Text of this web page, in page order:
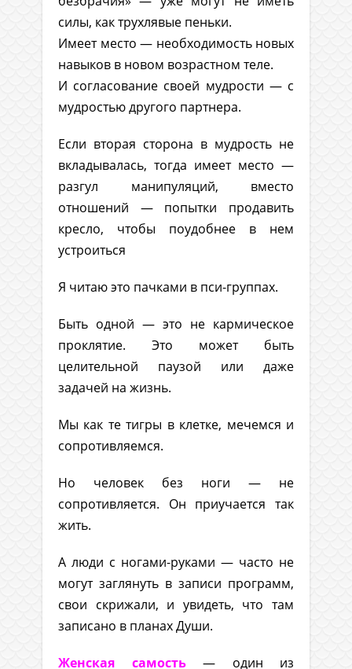
силы, как трухлявые пеньки.
Имеет место — необходимость новых
навыков в новом возрастном теле.
И согласование своей мудрости — с
мудростью другого партнера.
Если вторая сторона в мудрость не
вкладывалась, тогда имеет место —
разгул манипуляций, вместо
отношений — попытки продавить
кресло, чтобы поудобнее в нем
устроиться
Я читаю это пачками в пси-группах.
Быть одной — это не кармическое
проклятие. Это может быть
целительной паузой или даже
задачей на жизнь.
Мы как те тигры в клетке, мечемся и
сопротивляемся.
Но человек без ноги — не
сопротивляется. Он приучается так
жить.
А люди с ногами-руками — часто не
могут заглянуть в записи программ,
свои скрижали, и увидеть, что там
записано в планах Души.
Женская самость— один из